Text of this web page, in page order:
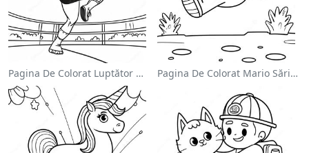
Pagina De Colorat Luptător Wwe Sărind Pe Inamic Pagina De Colorat Mario Sărind Peste Goombas